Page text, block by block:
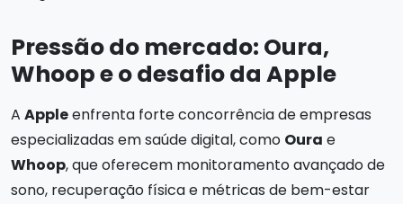
Pressão do mercado: Oura,
Whoop e o desafio da Apple
A Appleenfrenta forte concorrência de empresas
especializadas em saúde digital, como Oura e
Whoop, que oferecem monitoramento avançado de
sono, recuperação física e métricas de bem-estar